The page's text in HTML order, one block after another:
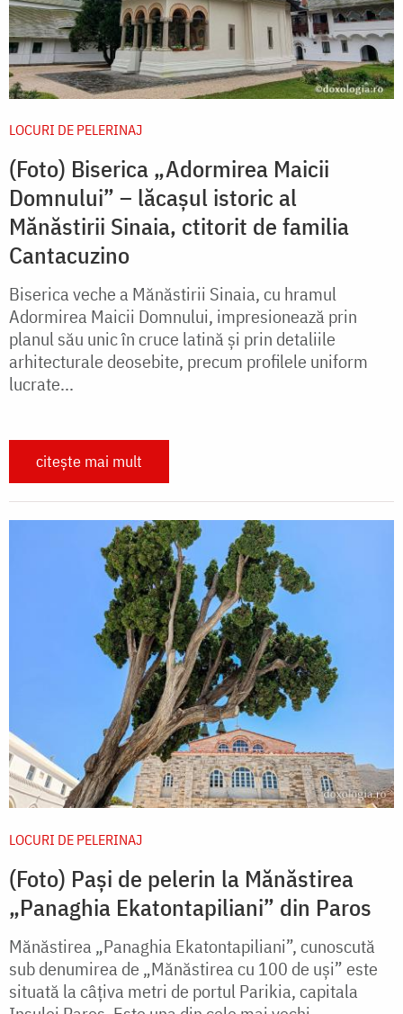
LOCURI DE PELERINAJ
(Foto) Biserica „Adormirea Maicii
Domnului” – lăcașul istoric al
Mănăstirii Sinaia, ctitorit de familia
Cantacuzino
Biserica veche a Mănăstirii Sinaia, cu hramul
Adormirea Maicii Domnului, impresionează prin
planul său unic în cruce latină și prin detaliile
arhitecturale deosebite, precum profilele uniform
lucrate...
citește mai mult
LOCURI DE PELERINAJ
(Foto) Pași de pelerin la Mănăstirea
„Panaghia Ekatontapiliani” din Paros
Mănăstirea „Panaghia Ekatontapiliani”, cunoscută
sub denumirea de „Mănăstirea cu 100 de uși” este
situată la câțiva metri de portul Parikia, capitala